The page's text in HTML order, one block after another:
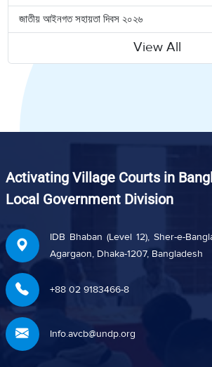
জাতীয় আইনগত সহায়তা দিবস ২০২৬
View All
Activating Village Courts in
Local Government Division
IDB Bhaban (Level 12), Sher-e-
Agargaon, Dhaka-1207, Bangladesh
+88 02 9183466-8
Info.avcb@undp.org